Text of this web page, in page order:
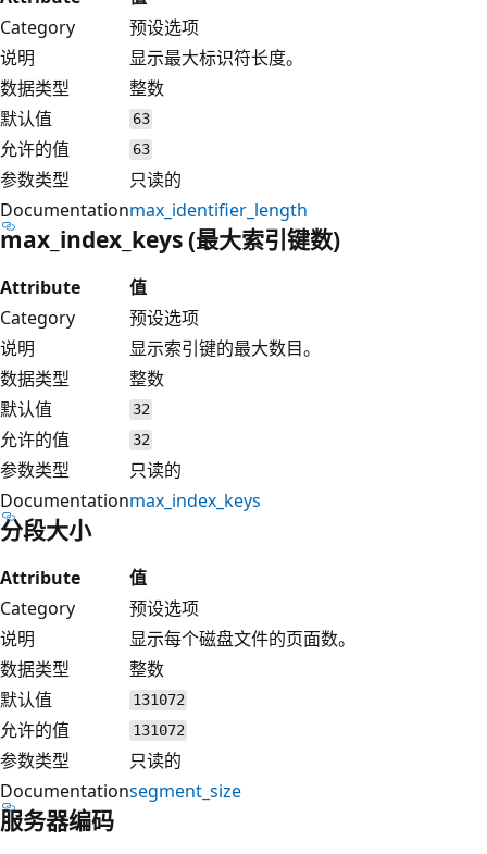
Category
预设选项
说明
显示最大标识符长度。
数据类型
整数
默认值
63
允许的值 63
参数类型
只读的
Documentationmax_identifier_length
max_index_keys (最大索引键数)
Attribute
值
Category
预设选项
说明
显示索引键的最大数目。
数据类型
整数
默认值
32
允许的值 32
参数类型
只读的
Documentationmax_index_keys
分段大小
Attribute
值
Category
预设选项
说明
显示每个磁盘文件的页面数。
数据类型
整数
默认值
131072
允许的值 131072
参数类型
只读的
Documentationsegment_size
服务器编码